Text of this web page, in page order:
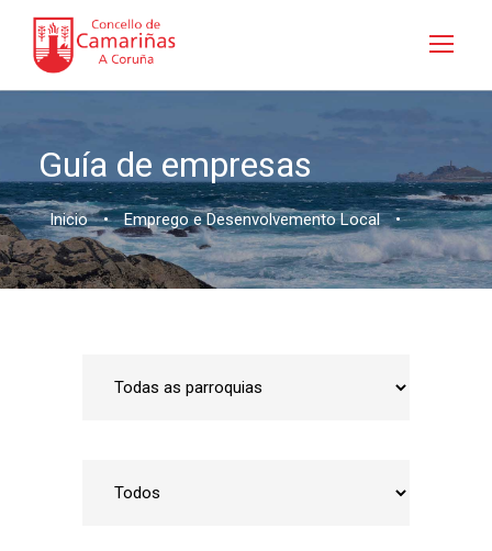
Guía de empresas
Inicio • Emprego e Desenvolvemento Local •